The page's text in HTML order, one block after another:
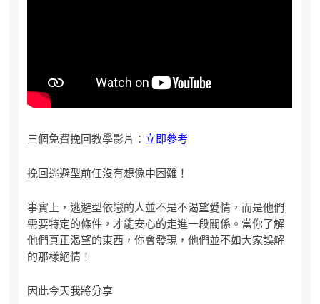
三個免費挽回教學影片： 立即參考
挽回逃避型前任沒有想像中困難！
事實上，逃避型依戀的人並不是不渴望愛情，而是他們
需要特定的條件，才能安心的走進一段關係。當你了解
他們真正渴望的東西，你會發現，他們並不如大家誤解
的那樣絕情！
因此今天我將分享